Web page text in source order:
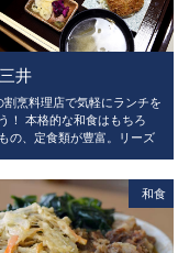
井
割烹料理店で気軽にランチを
！ 本格的な和食はもちろ
の、定食類が豊富。リーズ
和食